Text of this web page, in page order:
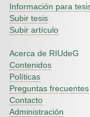
Información para
Subir tesis
Subir artículo
Acerca de RIUdeG
Contenidos
Políticas
Preguntas frecuentes
Contacto
Administración